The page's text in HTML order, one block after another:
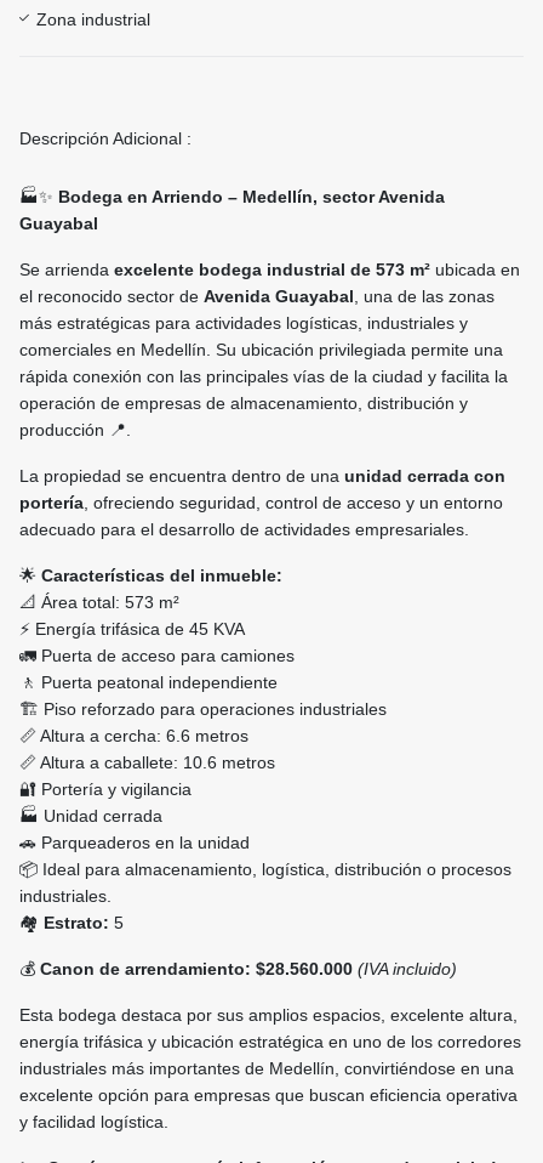
Zona industrial
Descripción Adicional :
🏭✨ Bodega en Arriendo – Medellín, sector Avenida
Guayabal
Se arrienda excelente bodega industrial de 573 m² ubicada en
el reconocido sector de Avenida Guayabal , una de las zonas
más estratégicas para actividades logísticas, industriales y
comerciales en Medellín. Su ubicación privilegiada permite una
rápida conexión con las principales vías de la ciudad y facilita la
operación de empresas de almacenamiento, distribución y
producción 📍.
La propiedad se encuentra dentro de una unidad cerrada con
portería , ofreciendo seguridad, control de acceso y un entorno
adecuado para el desarrollo de actividades empresariales.
🌟 Características del inmueble:
📐 Área total: 573 m²
⚡ Energía trifásica de 45 KVA
🚛 Puerta de acceso para camiones
🚶 Puerta peatonal independiente
🏗️ Piso reforzado para operaciones industriales
📏 Altura a cercha: 6.6 metros
📏 Altura a caballete: 10.6 metros
🔐 Portería y vigilancia
🏭 Unidad cerrada
🚗 Parqueaderos en la unidad
📦 Ideal para almacenamiento, logística, distribución o procesos
industriales.
🏘️ Estrato: 5
💰 Canon de arrendamiento: $28.560.000 (IVA incluido)
Esta bodega destaca por sus amplios espacios, excelente altura,
energía trifásica y ubicación estratégica en uno de los corredores
industriales más importantes de Medellín, convirtiéndose en una
excelente opción para empresas que buscan eficiencia operativa
y facilidad logística.